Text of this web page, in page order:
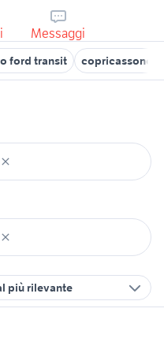
Messaggi
ford transit copricassone
più rilevante